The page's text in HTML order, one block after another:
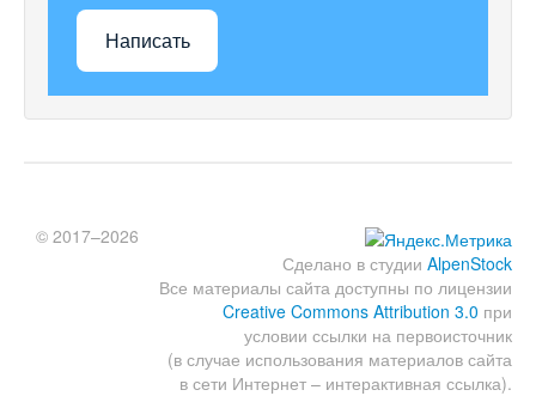
Написать
Сделано в студии AlpenStock
Все материалы сайта доступны по лицензии
Creative Commons Attribution 3.0 при
условии ссылки на первоисточник
(в случае использования материалов сайта
в сети Интернет – интерактивная ссылка).
© 2017–2026